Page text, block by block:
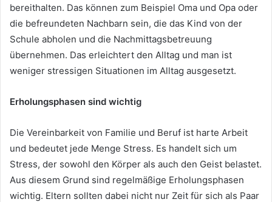
bereithalten. Das können zum Beispiel Oma und Opa oder
die befreundeten Nachbarn sein, die das Kind von der
Schule abholen und die Nachmittagsbetreuung
übernehmen. Das erleichtert den Alltag und man ist
weniger stressigen Situationen im Alltag ausgesetzt.
Erholungsphasen sind wichtig
Die Vereinbarkeit von Familie und Beruf ist harte Arbeit
und bedeutet jede Menge Stress. Es handelt sich um
Stress, der sowohl den Körper als auch den Geist belastet.
Aus diesem Grund sind regelmäßige Erholungsphasen
wichtig. Eltern sollten dabei nicht nur Zeit für sich als Paar